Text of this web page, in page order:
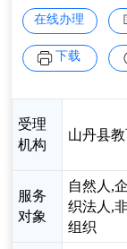
在线办理
下载
受理
机构
山丹县
服务
对象
自然人,
织法人,
组织